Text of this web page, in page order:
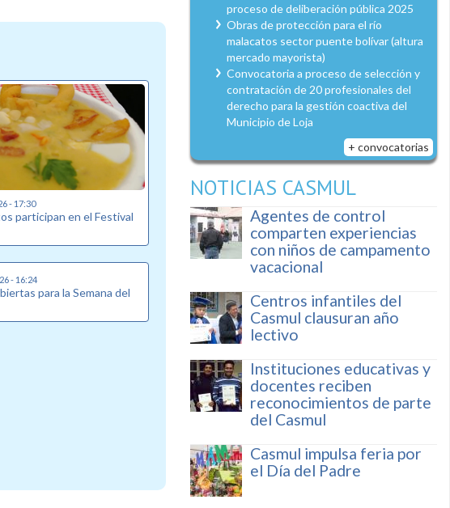
- 17:30
participan en el Festival
- 16:24
para la Semana del
proceso de deliberación pública 2025
Obras de protección para el río
malacatos sector puente bolívar (altura
mercado mayorista)
Convocatoria a proceso de selección y
contratación de 20 profesionales del
derecho para la gestión coactiva del
Municipio de Loja
+ convocatorias
NOTICIAS CASMUL
Agentes de control
comparten experiencias
con niños de campamento
vacacional
Centros infantiles del
Casmul clausuran año
lectivo
Instituciones educativas y
docentes reciben
reconocimientos de parte
del Casmul
Casmul impulsa feria por
el Día del Padre